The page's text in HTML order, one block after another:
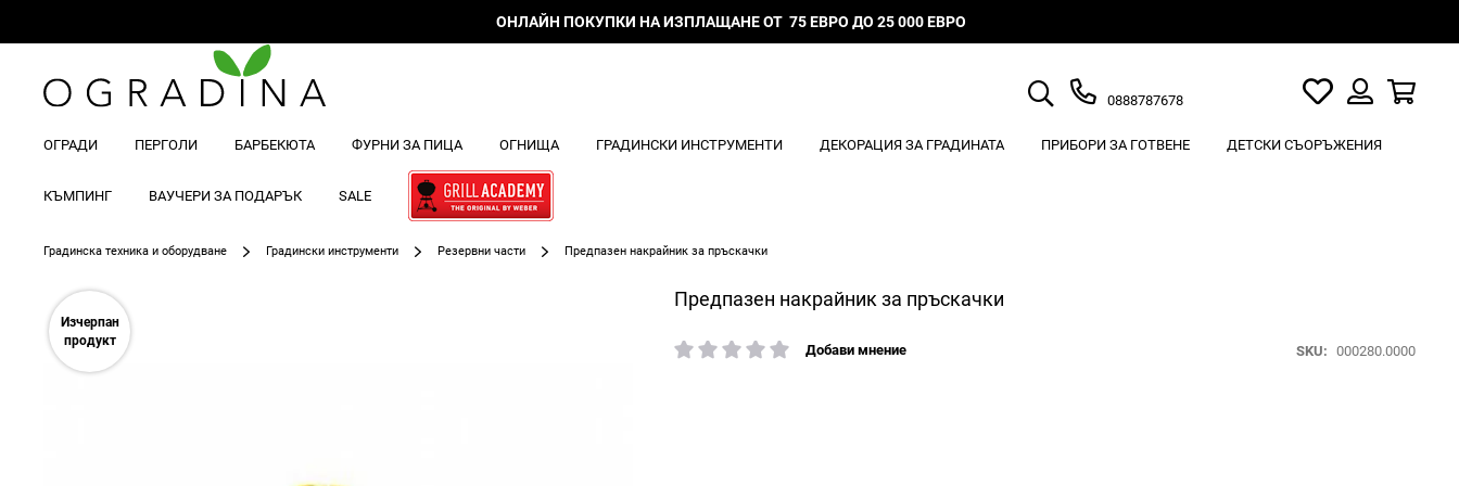
ОНЛАЙН ПОКУПКИ НА ИЗПЛАЩАНЕ ОТ 75 ЕВРО ДО 25 000 ЕВРО
Търсене
0888787678
Моят
списък
любими
ОГРАДИ ПЕРГОЛИ БАРБЕКЮТА ФУРНИ ЗА ПИЦА ОГНИЩА ГРАДИНСКИ ИНСТРУМЕНТИ ДЕКОРАЦИЯ ЗА ГРАДИНАТА ПРИБОРИ ЗА ГОТВЕНЕ ДЕТСКИ СЪОРЪЖЕНИЯ
КЪМПИНГ ВАУЧЕРИ ЗА ПОДАРЪК SALE
Градинска техника и оборудване Градински инструменти Резервни части Предпазен накрайник за пръскачки
Предпазен накрайник за пръскачки
рейтинг:
Добави мнение SKU 000280.0000
Изчерпан
продукт
Преминете
към
края
на